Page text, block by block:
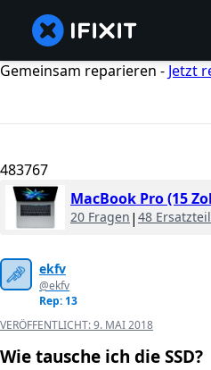
Gemeinsam reparieren - Jetzt
483767
MacBook Pro (15
20 Fragen | 48
ekfv
@ekfv
Rep: 13
VERÖFFENTLICHT:9. MAI 2018
Wie tausche ich die SSD?